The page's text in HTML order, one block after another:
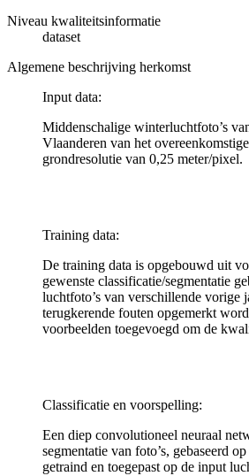
Niveau kwaliteitsinformatie
dataset
Algemene beschrijving herkomst
Input data:
Middenschalige winterluchtfoto’s
Vlaanderen van het
grondresolutie van 0,25 meter/pixel.
Training data:
De training data is opgebouwd uit
gewenste classificatie/segmentatie
luchtfoto’s van verschillende vorige
terugkerende fouten opgemerkt
voorbeelden toegevoegd om de
Classificatie en voorspelling:
Een diep convolutioneel neuraal
segmentatie van foto’s, gebaseerd
getraind en toegepast op de input